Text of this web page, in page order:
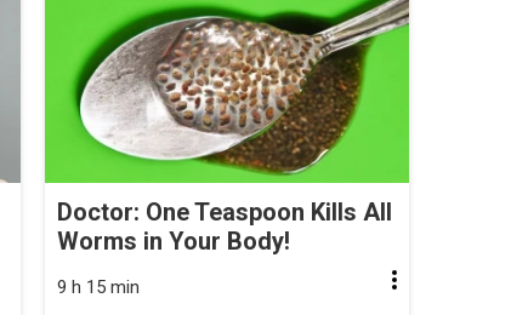
Doctor: One Teaspoon Kills All
Worms in Your Body!
9 h 15 min